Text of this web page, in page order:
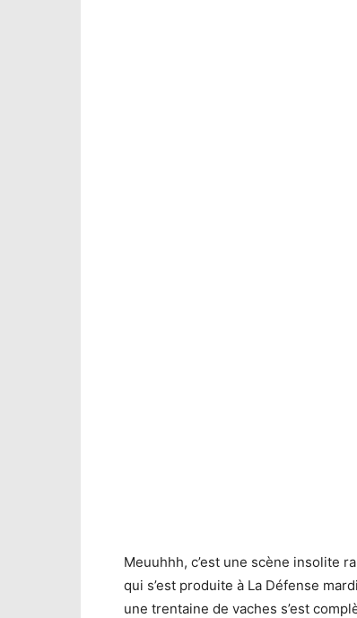
Meuuhhh, c’est une scène insolite
qui s’est produite à La Défense
une trentaine de vaches s’est